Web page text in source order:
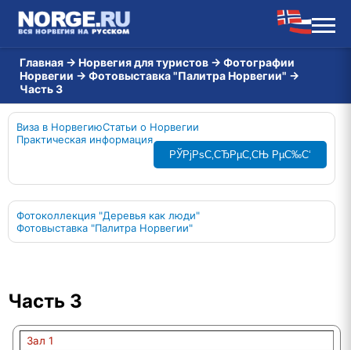
Главная → Норвегия для туристов → Фотографии
Норвегии → Фотовыставка "Палитра Норвегии" →
Часть 3
Виза в НорвегиюСтатьи о Норвегии
Практическая информация
РЎРјРѕС‚СЂРµС‚СЊ РµС‰С‘
Фотоколлекция "Деревья как люди"
Фотовыставка "Палитра Норвегии"
Часть 3
Зал 1